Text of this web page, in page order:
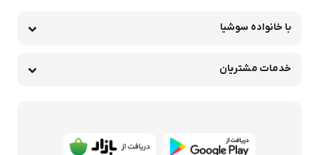
با خانواده سوشیا
خدمات مشتریان